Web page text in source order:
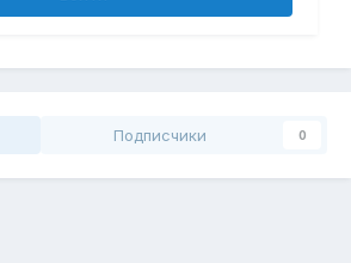
Подписчики 0